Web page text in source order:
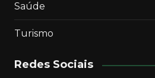
Saúde
Turismo
Redes Sociais